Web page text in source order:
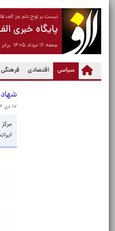
نیست بر لوح دلم جز الف
پایگاه خبری
جمعه ۱۶ مرداد ۱۴۰۵ برابر با ۰۷ آگوست ۲۰۲۶
سیاسی
(current) اقتصادی فرهنگی
۱۷ دی ۱۴۰۴، ۱۱:۴۰